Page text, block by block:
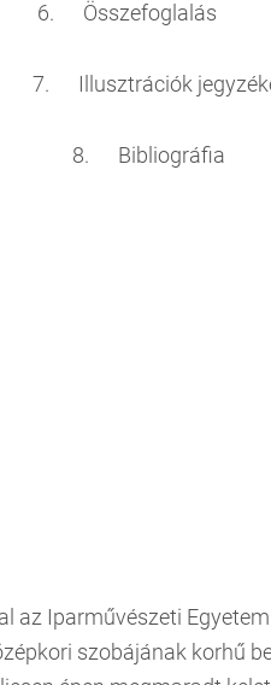
6.
7.
8.
az Iparművészeti
szobájának korhű